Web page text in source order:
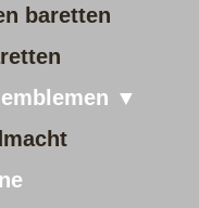
baretten
▼